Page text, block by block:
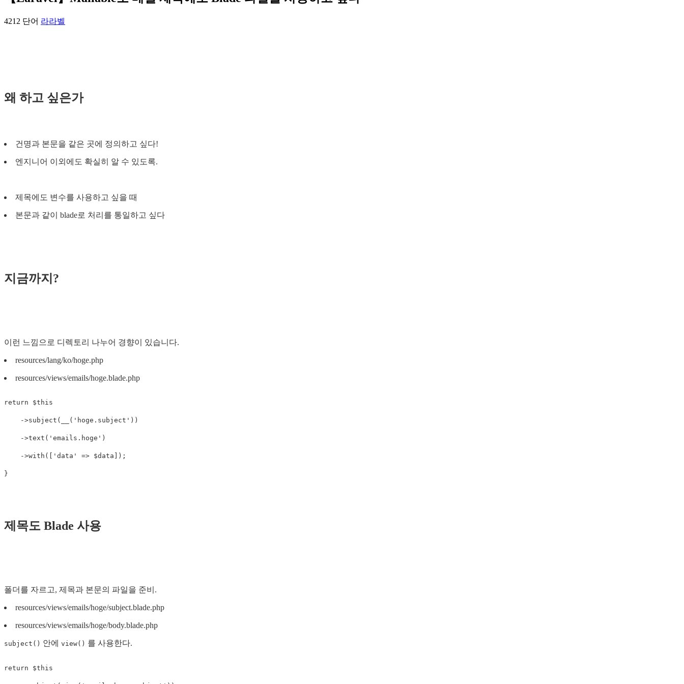
4212 단어 라라벨
왜 하고 싶은가
건명과 본문을 같은 곳에 정의하고 싶다!
엔지니어 이외에도 확실히 알 수 있도록.
제목에도 변수를 사용하고 싶을 때
본문과 같이 blade로 처리를 통일하고 싶다
지금까지?
이런 느낌으로 디렉토리 나누어 경향이 있습니다.
resources/lang/ko/hoge.php
resources/views/emails/hoge.blade.php
return $this
->subject ( ( 'hoge.subject' ))
->text ( 'emails.hoge' )
->with ([ 'data' => $data ]);
}
제목도 Blade 사용
폴더를 자르고, 제목과 본문의 파일을 준비.
resources/views/emails/hoge/subject.blade.php
resources/views/emails/hoge/body.blade.php
subject() 안에 view() 를 사용한다.
return $this